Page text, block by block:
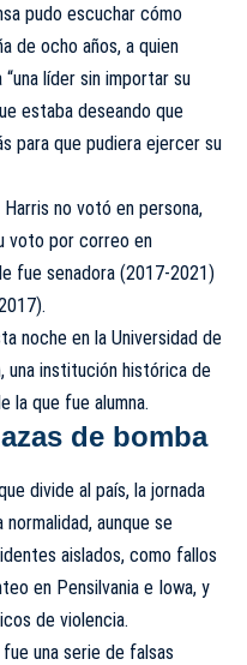
pudo escuchar cómo
de ocho años, a quien
líder sin importar su
estaba deseando que
para que pudiera ejercer su
no votó en persona,
voto por correo en
fue senadora (2017-2021)
noche en la Universidad de
una institución histórica de
la que fue alumna.
de bomba
divide al país, la jornada
aunque se
aislados, como fallos
en Pensilvania e Iowa, y
de violencia.
una serie de falsas